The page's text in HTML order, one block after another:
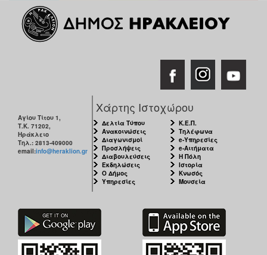
Αγίου Τίτου 1,
Τ.Κ. 71202,
Ηράκλειο
Τηλ.: 2813-409000
email:info@heraklion.gr
Χάρτης Ιστοχώρου
Δελτία Τύπου
Ανακοινώσεις
Διαγωνισμοί
Προσλήψεις
Διαβουλεύσεις
Εκδηλώσεις
Ο Δήμος
Υπηρεσίες
Κ.Ε.Π.
Τηλέφωνα
e-Υπηρεσίες
e-Αιτήματα
Η Πόλη
Ιστορία
Κνωσός
Μουσεία